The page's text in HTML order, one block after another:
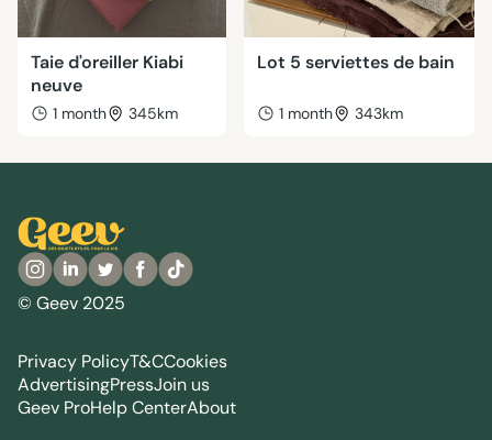
Taie d'oreiller Kiabi
neuve
1 month 345km
Lot 5 serviettes de bain
1 month 343km
© Geev 2025
Privacy PolicyT&CCookies
AdvertisingPressJoin us
Geev ProHelp CenterAbout